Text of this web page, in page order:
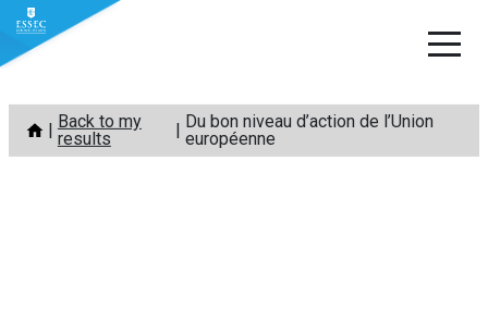
Skip
content
Back to my
results
Du bon niveau d’action de l’Union
européenne